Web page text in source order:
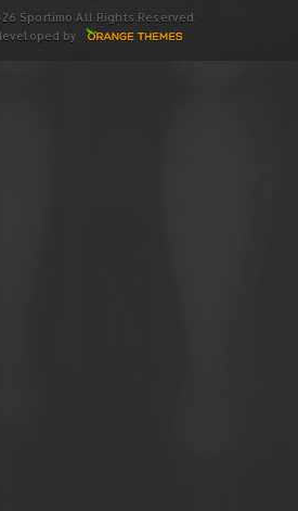
Sportimo All Rights Reserved.
by